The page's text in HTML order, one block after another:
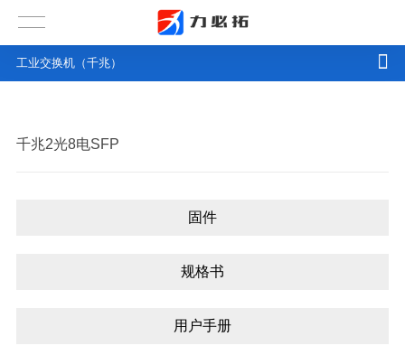
千兆2光8电SFP
固件
规格书
用户手册
工业交换机（千兆）